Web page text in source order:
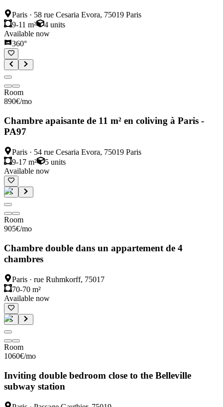
Paris · 58 rue Cesaria Evora, 75019 Paris
9-11 m²
4 units
Available now
360°
Room
890€/mo
Chambre apaisante de 11 m² en coliving à Paris -
PA97
Paris · 54 rue Cesaria Evora, 75019 Paris
9-17 m²
5 units
Available now
Room
905€/mo
Chambre double dans un appartement de 4
chambres
Paris · rue Ruhmkorff, 75017
70-70 m²
Available now
Room
1060€/mo
Inviting double bedroom close to the Belleville
subway station